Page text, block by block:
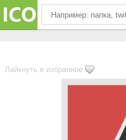
Лайкнуть в избранное